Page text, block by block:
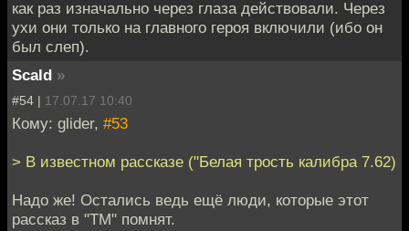
как раз изначально через глаза действовали. Через
ухи они только на главного героя включили (ибо он
был слеп).
Scald »
#54 | 17.07.17 10:40
Кому: glider, #53
> В известном рассказе ("Белая трость калибра 7.62)
Надо же! Остались ведь ещё люди, которые этот
рассказ в "ТМ" помнят.